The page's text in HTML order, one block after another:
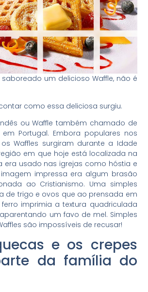
um delicioso Waffle, não é
como essa deliciosa surgiu.
ou Waffle também chamado de
Portugal. Embora populares nos
os Waffles surgiram durante a Idade
em que hoje está localizada na
era usado nas igrejas como hóstia e
impressa era algum brasão
ao Cristianismo. Uma simples
de trigo e ovos que ao prensada em
imprimia a textura quadriculada
um favo de mel. Simples
são impossíveis de recusar!
e os crepes
da família do